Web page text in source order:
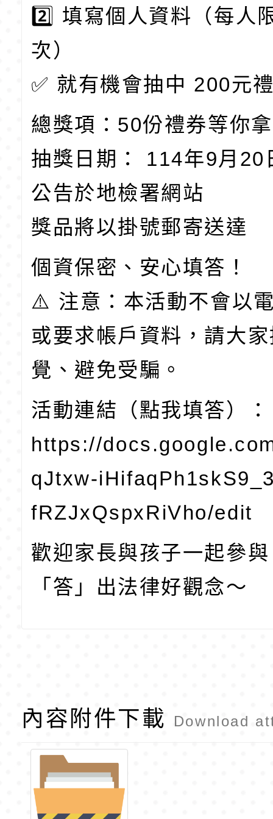
2️⃣ 填寫個人資料（每人
次）
✅ 就有機會抽中 200元
總獎項：50份禮券等你
抽獎日期： 114年9月20
公告於地檢署網站
獎品將以掛號郵寄送達
個資保密、安心填答！
⚠️ 注意：本活動不會以
或要求帳戶資料，請大
覺、避免受騙。
活動連結（點我填答）：
https://
qJtxw-
fRZJxQspxRiVho/edit
歡迎家長與孩子一起參
「答」出法律好觀念～
內容附件下載 Download